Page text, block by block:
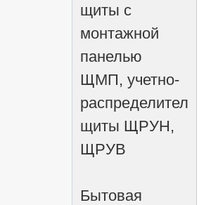
щиты с
монтажной
панелью
ЩМП, учетно-
щиты ЩРУН,
ЩРУВ
Бытовая